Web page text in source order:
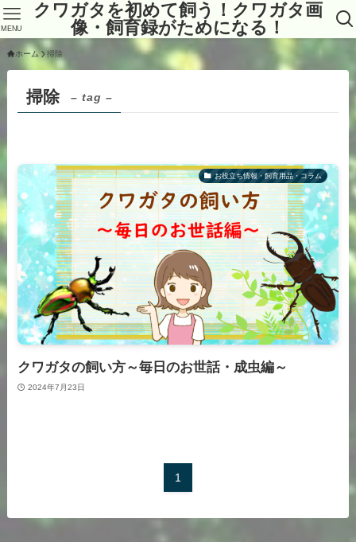
クワガタを初めて飼う！クワガタ画
像・飼育録がためになる！
MENU
ホーム 掃除
掃除 – tag –
お役立ち情報・飼育用品・コラム
クワガタの飼い方～毎日のお世話・成虫編～
2024年7月23日
1